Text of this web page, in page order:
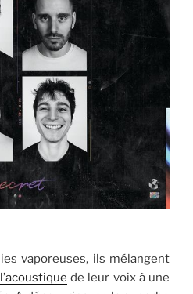
vaporeuses, ils mélangent
l’acoustique de leur voix à une